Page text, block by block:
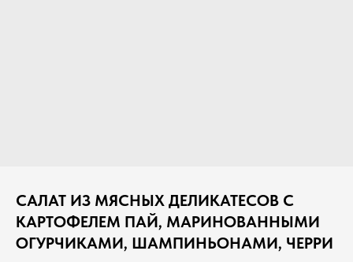
САЛАТ ИЗ МЯСНЫХ ДЕЛИКАТЕСОВ С
КАРТОФЕЛЕМ ПАЙ, МАРИНОВАННЫМИ
ОГУРЧИКАМИ, ШАМПИНЬОНАМИ, ЧЕРРИ